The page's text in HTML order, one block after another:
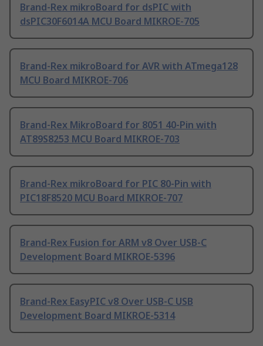
Brand-Rex mikroBoard for dsPIC with
dsPIC30F6014A MCU Board MIKROE-705
Brand-Rex mikroBoard for AVR with ATmega128
MCU Board MIKROE-706
Brand-Rex MikroBoard for 8051 40-Pin with
AT89S8253 MCU Board MIKROE-703
Brand-Rex mikroBoard for PIC 80-Pin with
PIC18F8520 MCU Board MIKROE-707
Brand-Rex Fusion for ARM v8 Over USB-C
Development Board MIKROE-5396
Brand-Rex EasyPIC v8 Over USB-C USB
Development Board MIKROE-5314